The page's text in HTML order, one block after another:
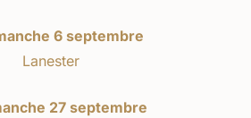
6 septembre
Lanester
27 septembre